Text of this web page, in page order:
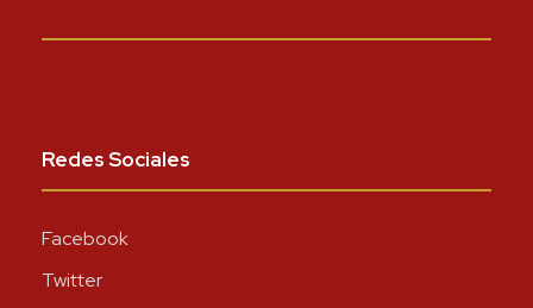
Redes Sociales
Facebook
Twitter